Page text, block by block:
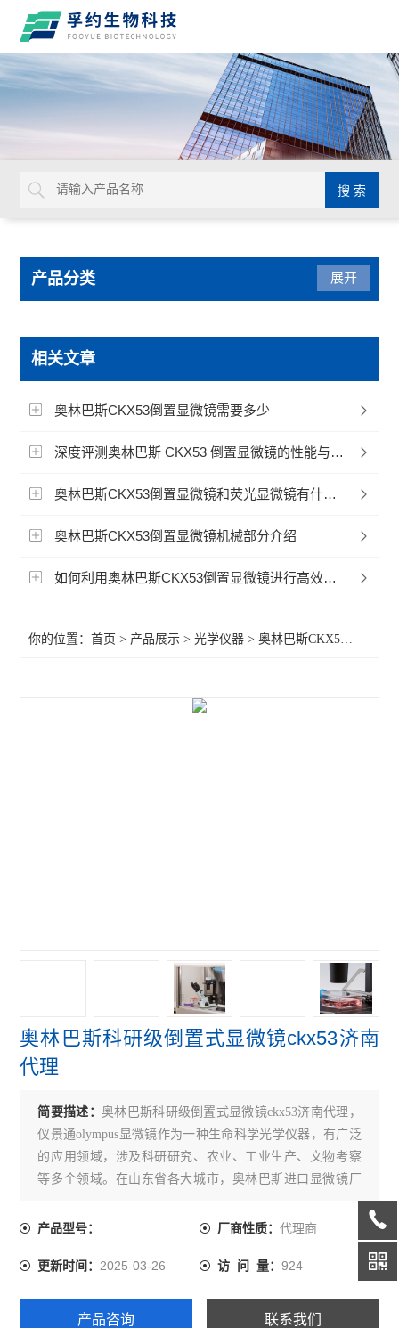
产品分类
USHIO牛尾检查光源装置检查灯
显微镜相机
徕卡Mateo TL倒置数字显微镜
孚约显微镜摄像头相机
蔡司Axioscope 7光学显微镜
相差显微镜
奥林巴斯BX41荧光显微镜
奥林巴斯BX51荧光显微镜
奥林巴斯CKX31倒置显微镜
奥林巴斯CKX41倒置显微镜
Leica徕卡S9 E体视显微镜
尼康SMZ1270体视显微镜
奥林巴斯GX53倒置显微镜
奥林巴斯CX22生物显微镜
展开
相关文章
奥林巴斯CKX53倒置显微镜需要多少
深度评测奥林巴斯 CKX53 倒置显微镜的性能与应用
奥林巴斯CKX53倒置显微镜和荧光显微镜有什么区别？
奥林巴斯CKX53倒置显微镜机械部分介绍
如何利用奥林巴斯CKX53倒置显微镜进行高效的细胞计数
你的位置：首页 > 产品展示 >光学仪器 >奥林巴斯CKX53倒置显微镜
奥林巴斯科研级倒置式显微镜ckx53济南
代理
简要描述： 奥林巴斯科研级倒置式显微镜ckx53济南代理，
仪景通olympus显微镜作为一种生命科学光学仪器，有广泛
的应用领域，涉及科研研究、农业、工业生产、文物考察
等多个领域。在山东省各大城市，奥林巴斯进口显微镜厂
家设有显微镜总代理，这些代理机构在当地负责该品牌显
微镜的代销工作。作为总代理，他们的责任十分重大，主
要职责包括推广该品牌显微镜产品、提供售前方案咨询服
务，以及购买显微镜产品后的售后服务。
产品型号： 厂商性质： 代理商
更新时间：2025-03-26 访 问 量： 924
产品咨询 联系我们